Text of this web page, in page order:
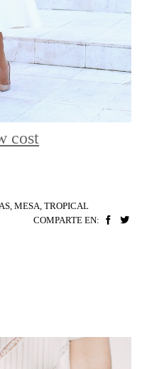
cost
, MESA, TROPICAL
COMPARTE EN: